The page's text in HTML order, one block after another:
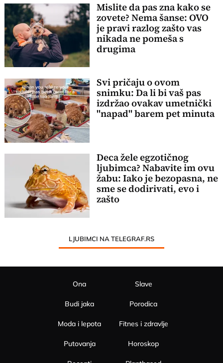
Mislite da pas zna kako se
zovete? Nema šanse: OVO
je pravi razlog zašto vas
nikada ne pomeša s
drugima
Svi pričaju o ovom
snimku: Da li bi vaš pas
izdržao ovakav umetnički
"napad" barem pet minuta
Deca žele egzotičnog
ljubimca? Nabavite im ovu
žabu: Iako je bezopasna, ne
sme se dodirivati, evo i
zašto
LJUBIMCI NA TELEGRAF.RS
Ona
Budi jaka
Moda i lepota
Slave
Porodica
Fitnes i zdravlje
Putovanja Horoskop